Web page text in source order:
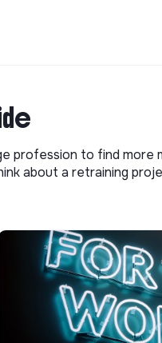
profession to find more
about a retraining